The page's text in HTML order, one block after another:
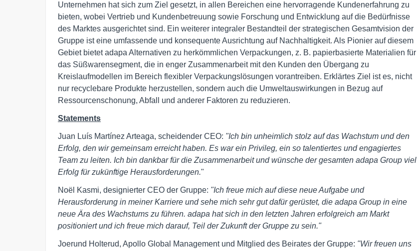
Unternehmen hat sich zum Ziel gesetzt, in allen Bereichen eine hervorragende Kundenerfahrung zu
bieten, wobei Vertrieb und Kundenbetreuung sowie Forschung und Entwicklung auf die Bedürfnisse
des Marktes ausgerichtet sind. Ein weiterer integraler Bestandteil der strategischen Gesamtvision der
Gruppe ist eine umfassende und konsequente Ausrichtung auf Nachhaltigkeit. Als Pionier auf diesem
Gebiet bietet adapa Alternativen zu herkömmlichen Verpackungen, z. B. papierbasierte Materialien für
das Süßwarensegment, die in enger Zusammenarbeit mit den Kunden den Übergang zu
Kreislaufmodellen im Bereich flexibler Verpackungslösungen vorantreiben. Erklärtes Ziel ist es, nicht
nur recyclebare Produkte herzustellen, sondern auch die Umweltauswirkungen in Bezug auf
Ressourcenschonung, Abfall und anderer Faktoren zu reduzieren.
Statements
Juan Luís Martínez Arteaga, scheidender CEO: "Ich bin unheimlich stolz auf das Wachstum und den
Erfolg, den wir gemeinsam erreicht haben. Es war ein Privileg, ein so talentiertes und engagiertes
Team zu leiten. Ich bin dankbar für die Zusammenarbeit und wünsche der gesamten adapa Group viel
Erfolg für zukünftige Herausforderungen."
Noël Kasmi, designierter CEO der Gruppe: "Ich freue mich auf diese neue Aufgabe und
Herausforderung in meiner Karriere und sehe mich sehr gut dafür gerüstet, die adapa Group in eine
neue Ära des Wachstums zu führen. adapa hat sich in den letzten Jahren erfolgreich am Markt
positioniert und ich freue mich darauf, Teil der Zukunft der Gruppe zu sein."
Joerund Holterud, Apollo Global Management und Mitglied des Beirates der Gruppe: "Wir freuen uns